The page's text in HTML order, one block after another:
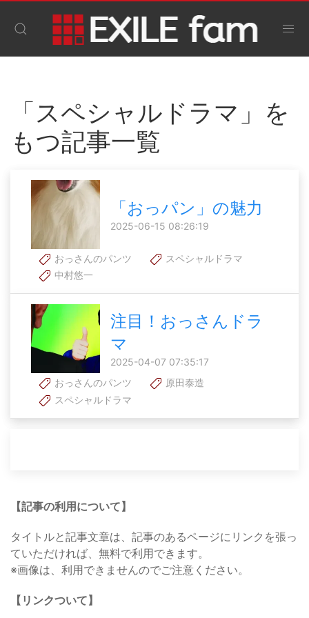
「スペシャルドラマ」を
もつ記事一覧
「おっパン」の魅力
2025-06-15 08:26:19
おっさんのパンツ
スペシャルドラマ
中村悠一
注目！おっさんドラ
マ
2025-04-07 07:35:17
おっさんのパンツ
原田泰造
スペシャルドラマ
【記事の利用について】
タイトルと記事文章は、記事のあるページにリンクを張っ
ていただければ、無料で利用できます。
※画像は、利用できませんのでご注意ください。
【リンクついて】